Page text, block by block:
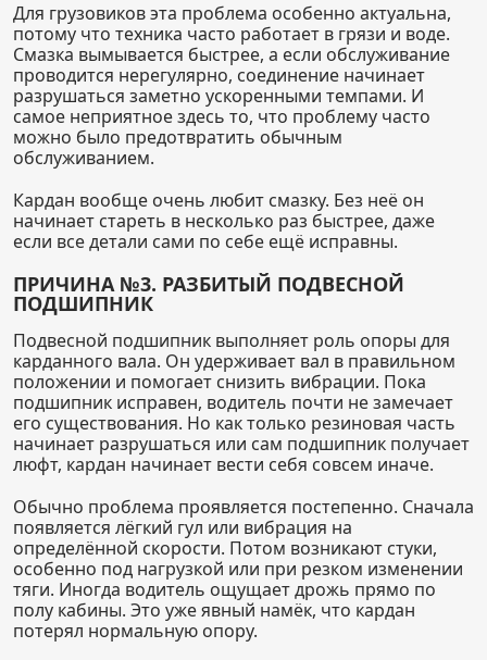
Для грузовиков эта проблема особенно актуальна,
потому что техника часто работает в грязи и воде.
Смазка вымывается быстрее, а если обслуживание
проводится нерегулярно, соединение начинает
разрушаться заметно ускоренными темпами. И
самое неприятное здесь то, что проблему часто
можно было предотвратить обычным
обслуживанием.
Кардан вообще очень любит смазку. Без неё он
начинает стареть в несколько раз быстрее, даже
если все детали сами по себе ещё исправны.
ПРИЧИНА №3. РАЗБИТЫЙ ПОДВЕСНОЙ
ПОДШИПНИК
Подвесной подшипник выполняет роль опоры для
карданного вала. Он удерживает вал в правильном
положении и помогает снизить вибрации. Пока
подшипник исправен, водитель почти не замечает
его существования. Но как только резиновая часть
начинает разрушаться или сам подшипник получает
люфт, кардан начинает вести себя совсем иначе.
Обычно проблема проявляется постепенно. Сначала
появляется лёгкий гул или вибрация на
определённой скорости. Потом возникают стуки,
особенно под нагрузкой или при резком изменении
тяги. Иногда водитель ощущает дрожь прямо по
полу кабины. Это уже явный намёк, что кардан
потерял нормальную опору.